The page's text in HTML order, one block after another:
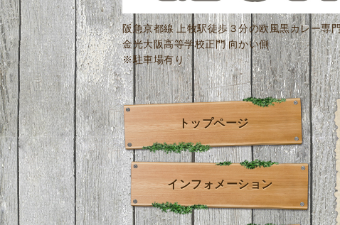
阪急京都線 上牧駅徒歩３分の欧風黒カレー専
金光大阪高等学校正門 向かい側
※駐車場有り
トップページ
インフォメーション